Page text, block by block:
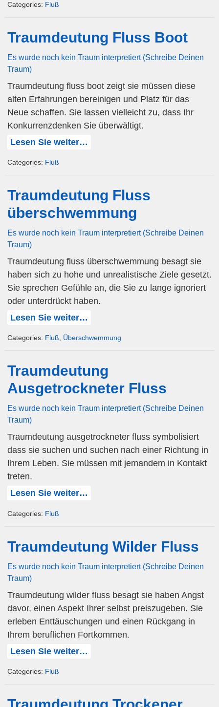
Categories: Fluß
Traumdeutung Fluss Boot
Es wurde noch kein Traum interpretiert (Schreibe Deinen
Traum)
Traumdeutung fluss boot zeigt sie müssen diese
alten Erfahrungen bereinigen und Platz für das
Neue schaffen. Sie lassen vielleicht zu, dass Ihr
Konkurrenzdenken Sie überwältigt.
Lesen Sie weiter…
Categories: Fluß
Traumdeutung Fluss
überschwemmung
Es wurde noch kein Traum interpretiert (Schreibe Deinen
Traum)
Traumdeutung fluss überschwemmung besagt sie
haben sich zu hohe und unrealistische Ziele gesetzt.
Sie sprechen Gefühle an, die Sie zu lange ignoriert
oder unterdrückt haben.
Lesen Sie weiter…
Categories: Fluß, Überschwemmung
Traumdeutung
Ausgetrockneter Fluss
Es wurde noch kein Traum interpretiert (Schreibe Deinen
Traum)
Traumdeutung ausgetrockneter fluss symbolisiert
dass sie suchen und suchen nach einer Richtung in
Ihrem Leben. Sie müssen mit jemandem in Kontakt
treten.
Lesen Sie weiter…
Categories: Fluß
Traumdeutung Wilder Fluss
Es wurde noch kein Traum interpretiert (Schreibe Deinen
Traum)
Traumdeutung wilder fluss besagt sie haben Angst
davor, einen Aspekt Ihrer selbst preiszugeben. Sie
erleben Enttäuschungen und einen Rückgang in
Ihrem beruflichen Fortkommen.
Lesen Sie weiter…
Categories: Fluß